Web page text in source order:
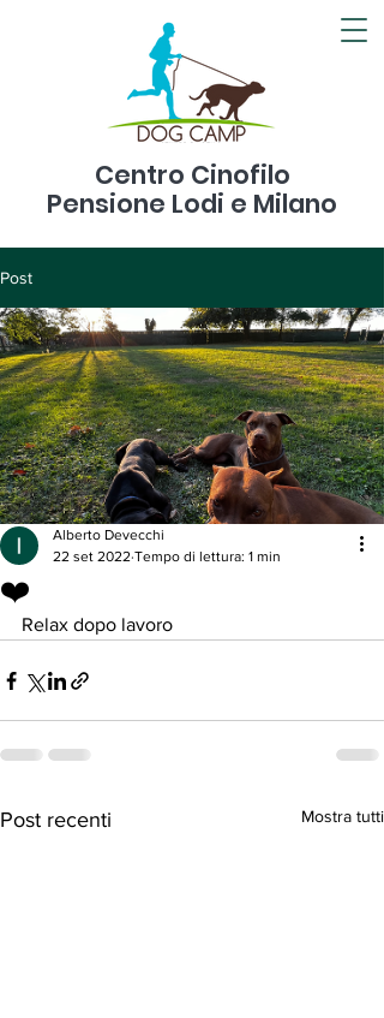
Centro Cinofilo
Pensione Lodi e Milano
Post
❤️
Alberto Devecchi
22 set 2022 Tempo di lettura: 1 min
Relax dopo lavoro
Post recenti Mostra tutti